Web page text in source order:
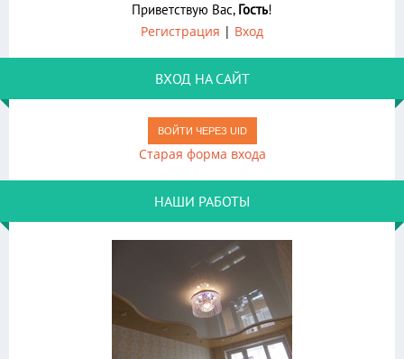
Приветствую Вас, Гость!
Регистрация | Вход
ВХОД НА САЙТ
ВОЙТИ ЧЕРЕЗ UID
Старая форма входа
НАШИ РАБОТЫ